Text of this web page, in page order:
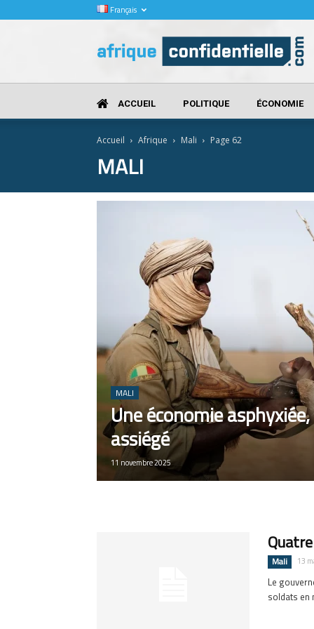
Français
Confidentielle
ACCUEIL POLITIQUE ÉCONOMIE
Accueil Afrique Mali Page 62
MALI
MALI
Une économie
assiégé
11 novembre 2025
Mali 13
Le
soldats en